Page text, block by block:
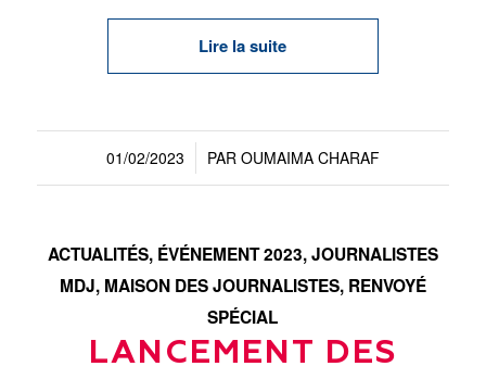
Lire la suite
01/02/2023
/ PAR OUMAIMA CHARAF
ACTUALITÉS, ÉVÉNEMENT 2023,JOURNALISTES
MDJ, MAISON DES JOURNALISTES, RENVOYÉ
SPÉCIAL
LANCEMENT DES